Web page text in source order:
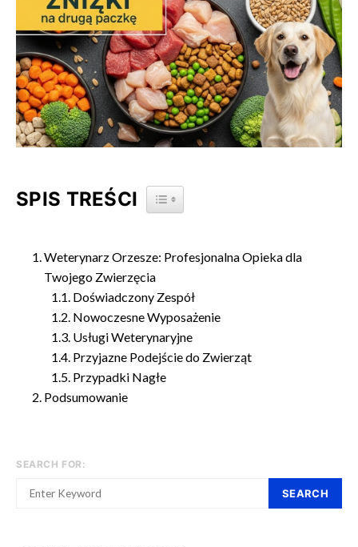
SPIS TREŚCI TOGGLE TABLE OF CONTENT
Weterynarz Orzesze: Profesjonalna Opieka dla
Twojego Zwierzęcia
Doświadczony Zespół
Nowoczesne Wyposażenie
Usługi Weterynaryjne
Przyjazne Podejście do Zwierząt
Przypadki Nagłe
Podsumowanie
SEARCH FOR:
SEARCH